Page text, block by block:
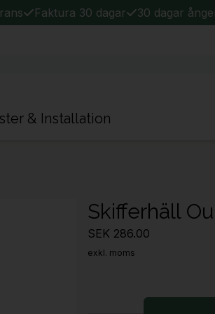
Faktura 30 dagar 30 dagar
& Installation
Skifferhäll
SEK 286.00
exkl. moms